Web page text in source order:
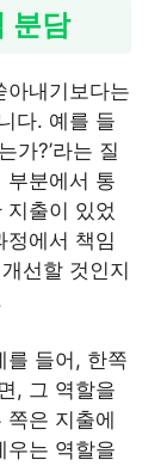
분담
아내기보다는
다. 예를 들
가?’라는 질
부분에서 통
지출이 있었
정에서 책임
선할 것인지
를 들어, 한쪽
, 그 역할을
은 지출에
우는 역할을